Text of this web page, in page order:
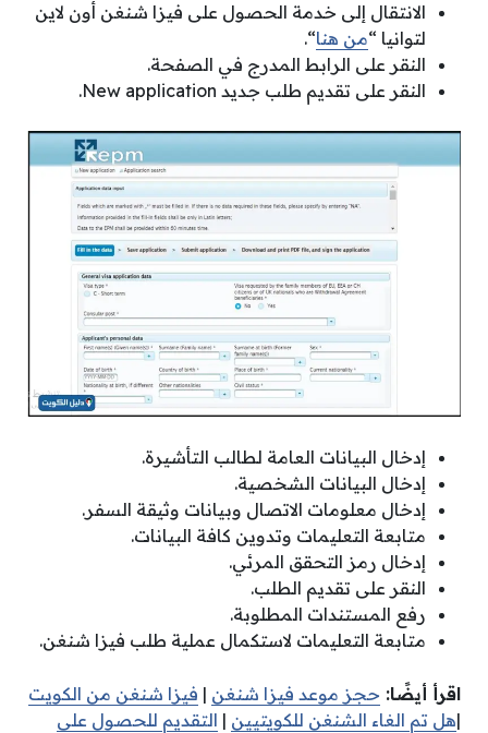
الانتقال إلى خدمة الحصول على فيزا شنغن أون لاين
لتوانيا “من هنا“.
النقر على الرابط المدرج في الصفحة.
النقر على تقديم طلب جديد New application.
إدخال البيانات العامة لطالب التأشيرة.
إدخال البيانات الشخصية.
إدخال معلومات الاتصال وبيانات وثيقة السفر.
متابعة التعليمات وتدوين كافة البيانات.
إدخال رمز التحقق المرئي.
النقر على تقديم الطلب.
رفع المستندات المطلوبة.
متابعة التعليمات لاستكمال عملية طلب فيزا شنغن.
اقرأ أيضًا: حجز موعد فيزا شنغن | فيزا شنغن من الكويت
|هل تم الغاء الشنغن للكويتيين | التقديم للحصول على